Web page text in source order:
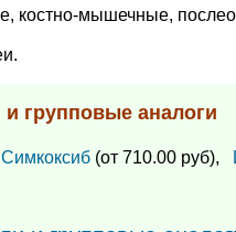
костно-мышечные,
групповые аналоги
Симкоксиб(от 710.00 руб),